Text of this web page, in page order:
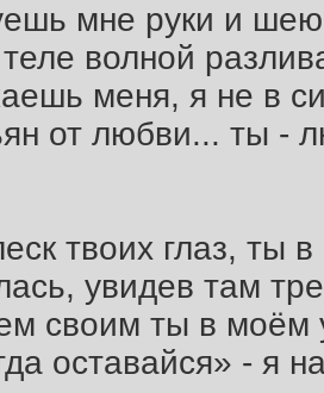
мне руки и шею
волной
меня, я не в
от любви... ты -
твоих глаз, ты
увидев там
своим ты в моём
оставайся» - я